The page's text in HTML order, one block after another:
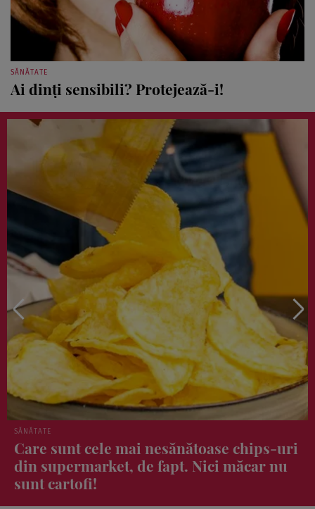
SĂNĂTATE
Ai dinţi sensibili? Protejează-i!
ȘTIRI
Prețuri de Nordului! Cât costă o ciorbă în
restaurantul lui Dani Oțil din Herăstrău